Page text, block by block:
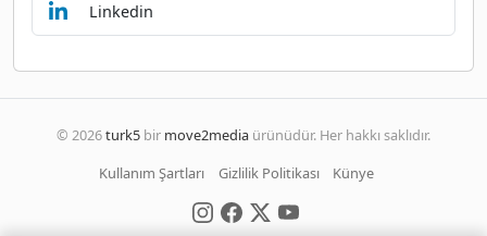
Linkedin
© 2026turk5 bir move2media ürünüdür. Her hakkı saklıdır.
Kullanım Şartları
Gizlilik Politikası Künye